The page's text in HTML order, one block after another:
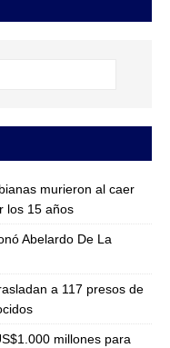
murieron al caer
los 15 años
Abelardo De La
a 117 presos de
millones para